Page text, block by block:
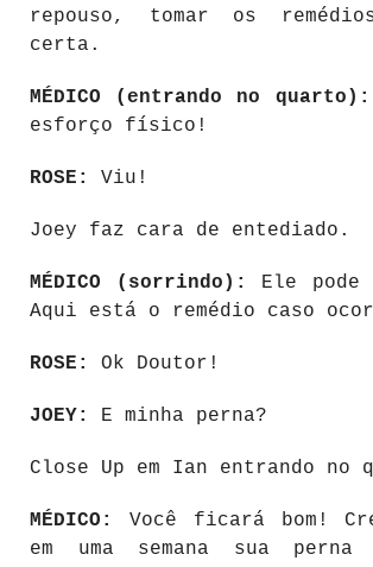
repouso, tomar os
certa.
MÉDICO (entrando no quarto):
esforço físico!
ROSE: Viu!
Joey faz cara de entediado.
MÉDICO (sorrindo):
Ele
Aqui está o remédio caso
ROSE: Ok Doutor!
JOEY: E minha perna?
Close Up em Ian entrando no
MÉDICO:
Você ficará bom!
em uma semana sua